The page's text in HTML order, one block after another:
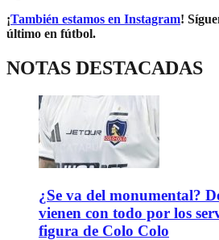
¡También estamos en Instagram!
último en fútbol.
NOTAS DESTACADAS
¿Se va del monumental?
vienen con todo por los
figura de Colo Colo